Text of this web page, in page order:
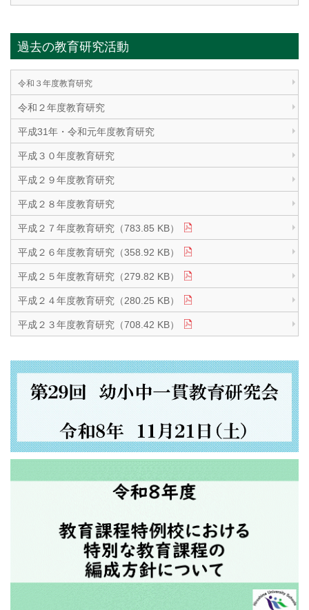
過去の教育研究活動
令和３年度教育研究
令和２年度教育研究
平成31年・令和元年度教育研究
平成３０年度教育研究
平成２９年度教育研究
平成２８年度教育研究
平成２７年度教育研究（783.85 KB）
平成２６年度教育研究（358.92 KB）
平成２５年度教育研究（279.82 KB）
平成２４年度教育研究（280.25 KB）
平成２３年度教育研究（708.42 KB）